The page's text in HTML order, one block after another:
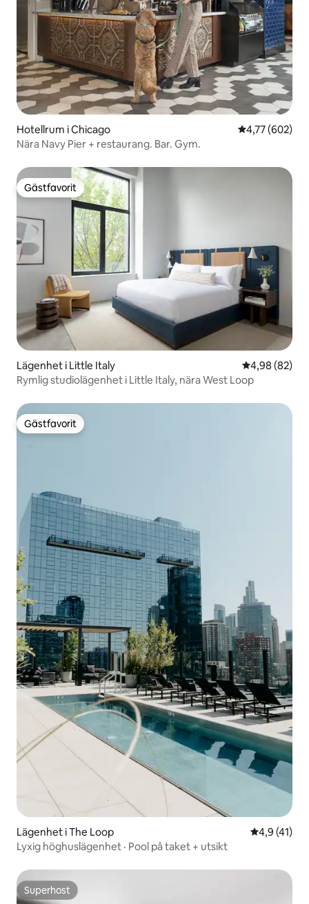
Hotellrum i Chicago 4,77 av 5 i
4,77 (602)
Nära Navy Pier + restaurang. Bar. Gym.
Gästfavorit
Gästfavorit
Lägenhet i Little Italy 4,98 av 5 i
4,98 (82)
Rymlig studiolägenhet i Little Italy, nära West Loop
Gästfavorit
Gästfavorit
Lägenhet i The Loop 4,9 av 5 i
4,9 (41)
Lyxig höghuslägenhet · Pool på taket + utsikt
Superhost
Superhost